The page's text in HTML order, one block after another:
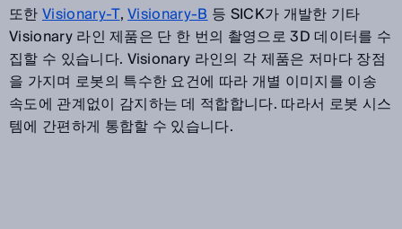
또한Visionary-T,Visionary-B등 SICK가 개발한 기타
Visionary 라인 제품은 단 한 번의 촬영으로 3D 데이터를 수
집할 수 있습니다. Visionary 라인의 각 제품은 저마다 장점
을 가지며 로봇의 특수한 요건에 따라 개별 이미지를 이송
속도에 관계없이 감지하는 데 적합합니다. 따라서 로봇 시스
템에 간편하게 통합할 수 있습니다.